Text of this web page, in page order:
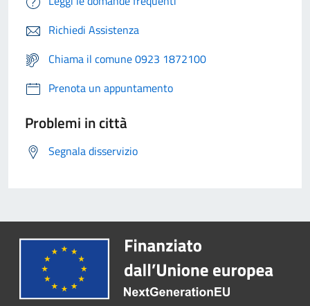
Richiedi Assistenza
Chiama il comune 0923 1872100
Prenota un appuntamento
Problemi in città
Segnala disservizio